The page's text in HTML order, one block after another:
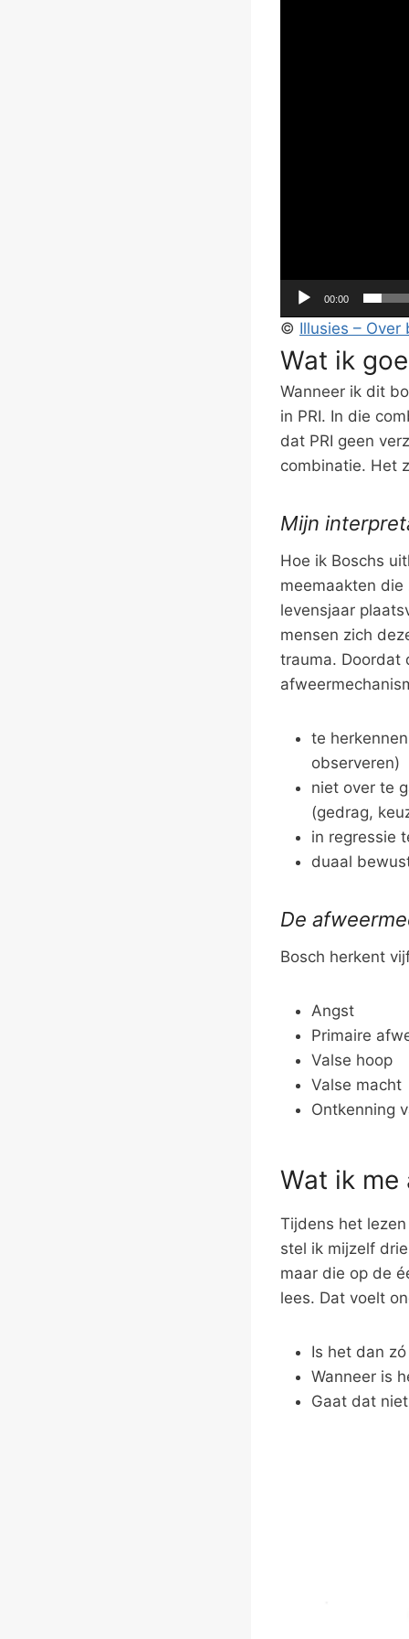
00:00
© Illusies –
Wat ik
Wanneer ik dit
in PRI. In die
dat PRI geen
combinatie. Het
Mijn
Hoe ik Boschs
meemaakten
levensjaar
mensen zich
trauma. Doordat
te
observeren)
niet over te
(gedrag,
in regressie
duaal
De
Bosch herkent
Angst
Primaire
Valse hoop
Valse macht
Ontkenning
Wat ik
Tijdens het lezen
stel ik mijzelf
maar die op de
lees. Dat voelt
Is het dan
Wanneer is
Gaat dat